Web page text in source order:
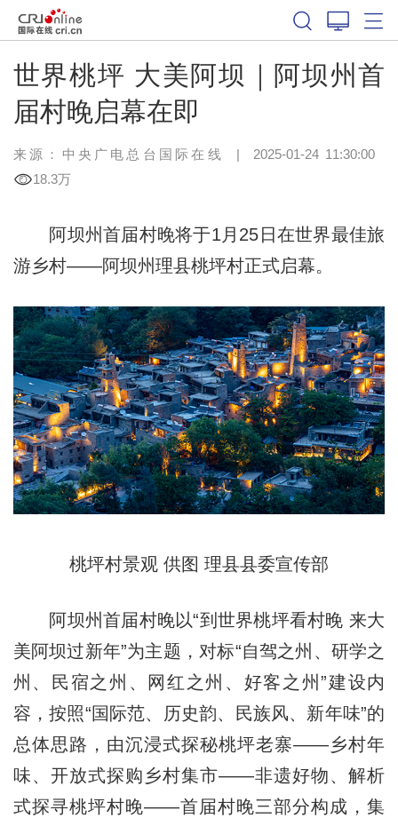
世界桃坪 大美阿坝｜阿坝州首
届村晚启幕在即
来源：中央广电总台国际在线 | 2025-01-24 11:30:00
18.3万
阿坝州首届村晚将于1月25日在世界最佳旅
游乡村——阿坝州理县桃坪村正式启幕。
桃坪村景观 供图 理县县委宣传部
阿坝州首届村晚以“到世界桃坪看村晚 来大
美阿坝过新年”为主题，对标“自驾之州、研学之
州、民宿之州、网红之州、好客之州”建设内
容，按照“国际范、历史韵、民族风、新年味”的
总体思路，由沉浸式探秘桃坪老寨——乡村年
味、开放式探购乡村集市——非遗好物、解析
式探寻桃坪村晚——首届村晚三部分构成，集